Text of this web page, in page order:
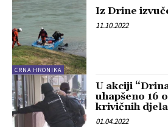
CRNA HRONIKA
Iz Drine
11.10.2022
U akciji
uhapšeno 16
krivičnih djela
01.04.2022